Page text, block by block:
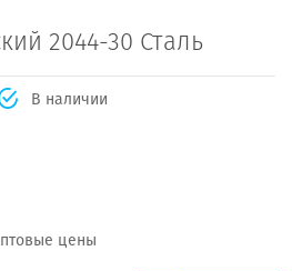
2044-30 Сталь
В наличии
цены